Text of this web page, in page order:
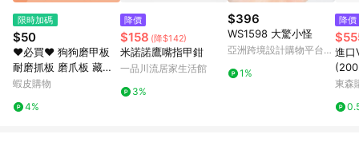
限時加碼
$50
❤️必買❤️ 狗狗磨甲板
耐磨抓板 磨爪板 藏食
板 狗磨爪器 藏食互動
抓板 指甲護理用品 美
蝦皮購物
4%
降價
$158 (降$142)
米諾諾鷹嘴指甲鉗
一品川流居家生活館
3%
$396
WS1598 大驚小怪
亞洲跨境設計購物平台
1%
降價
進口
東森